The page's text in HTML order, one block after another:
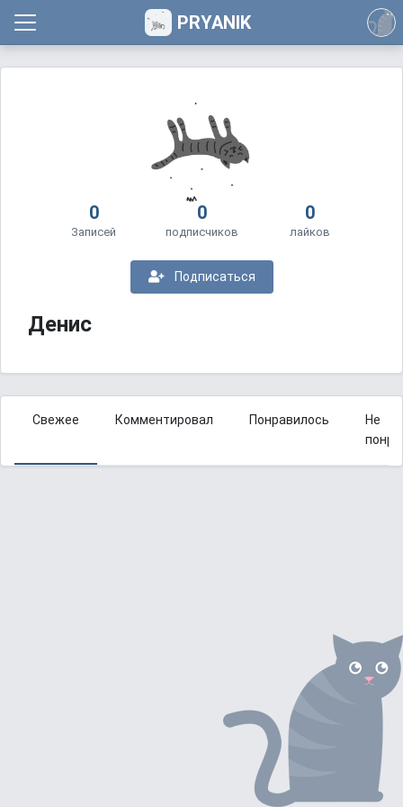
PRYANIK
0
Записей
0
подписчиков
0
лайков
Подписаться
Денис
Свежее Комментировал Понравилось
Не